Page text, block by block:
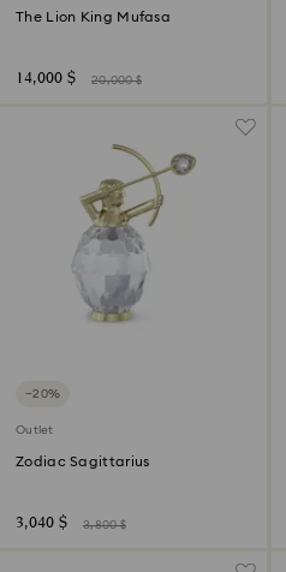
The Lion King Mufasa
14,000 $ 20,000 $
−20%
Outlet
Zodiac Sagittarius
3,040 $ 3,800 $